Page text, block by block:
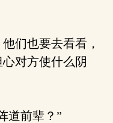
们也要去看看，
对方使什么阴
道前辈？”